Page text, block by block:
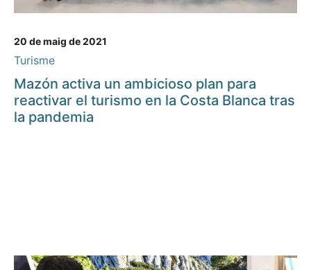
20 de maig de 2021
Turisme
Mazón activa un ambicioso plan para
reactivar el turismo en la Costa Blanca tras
la pandemia